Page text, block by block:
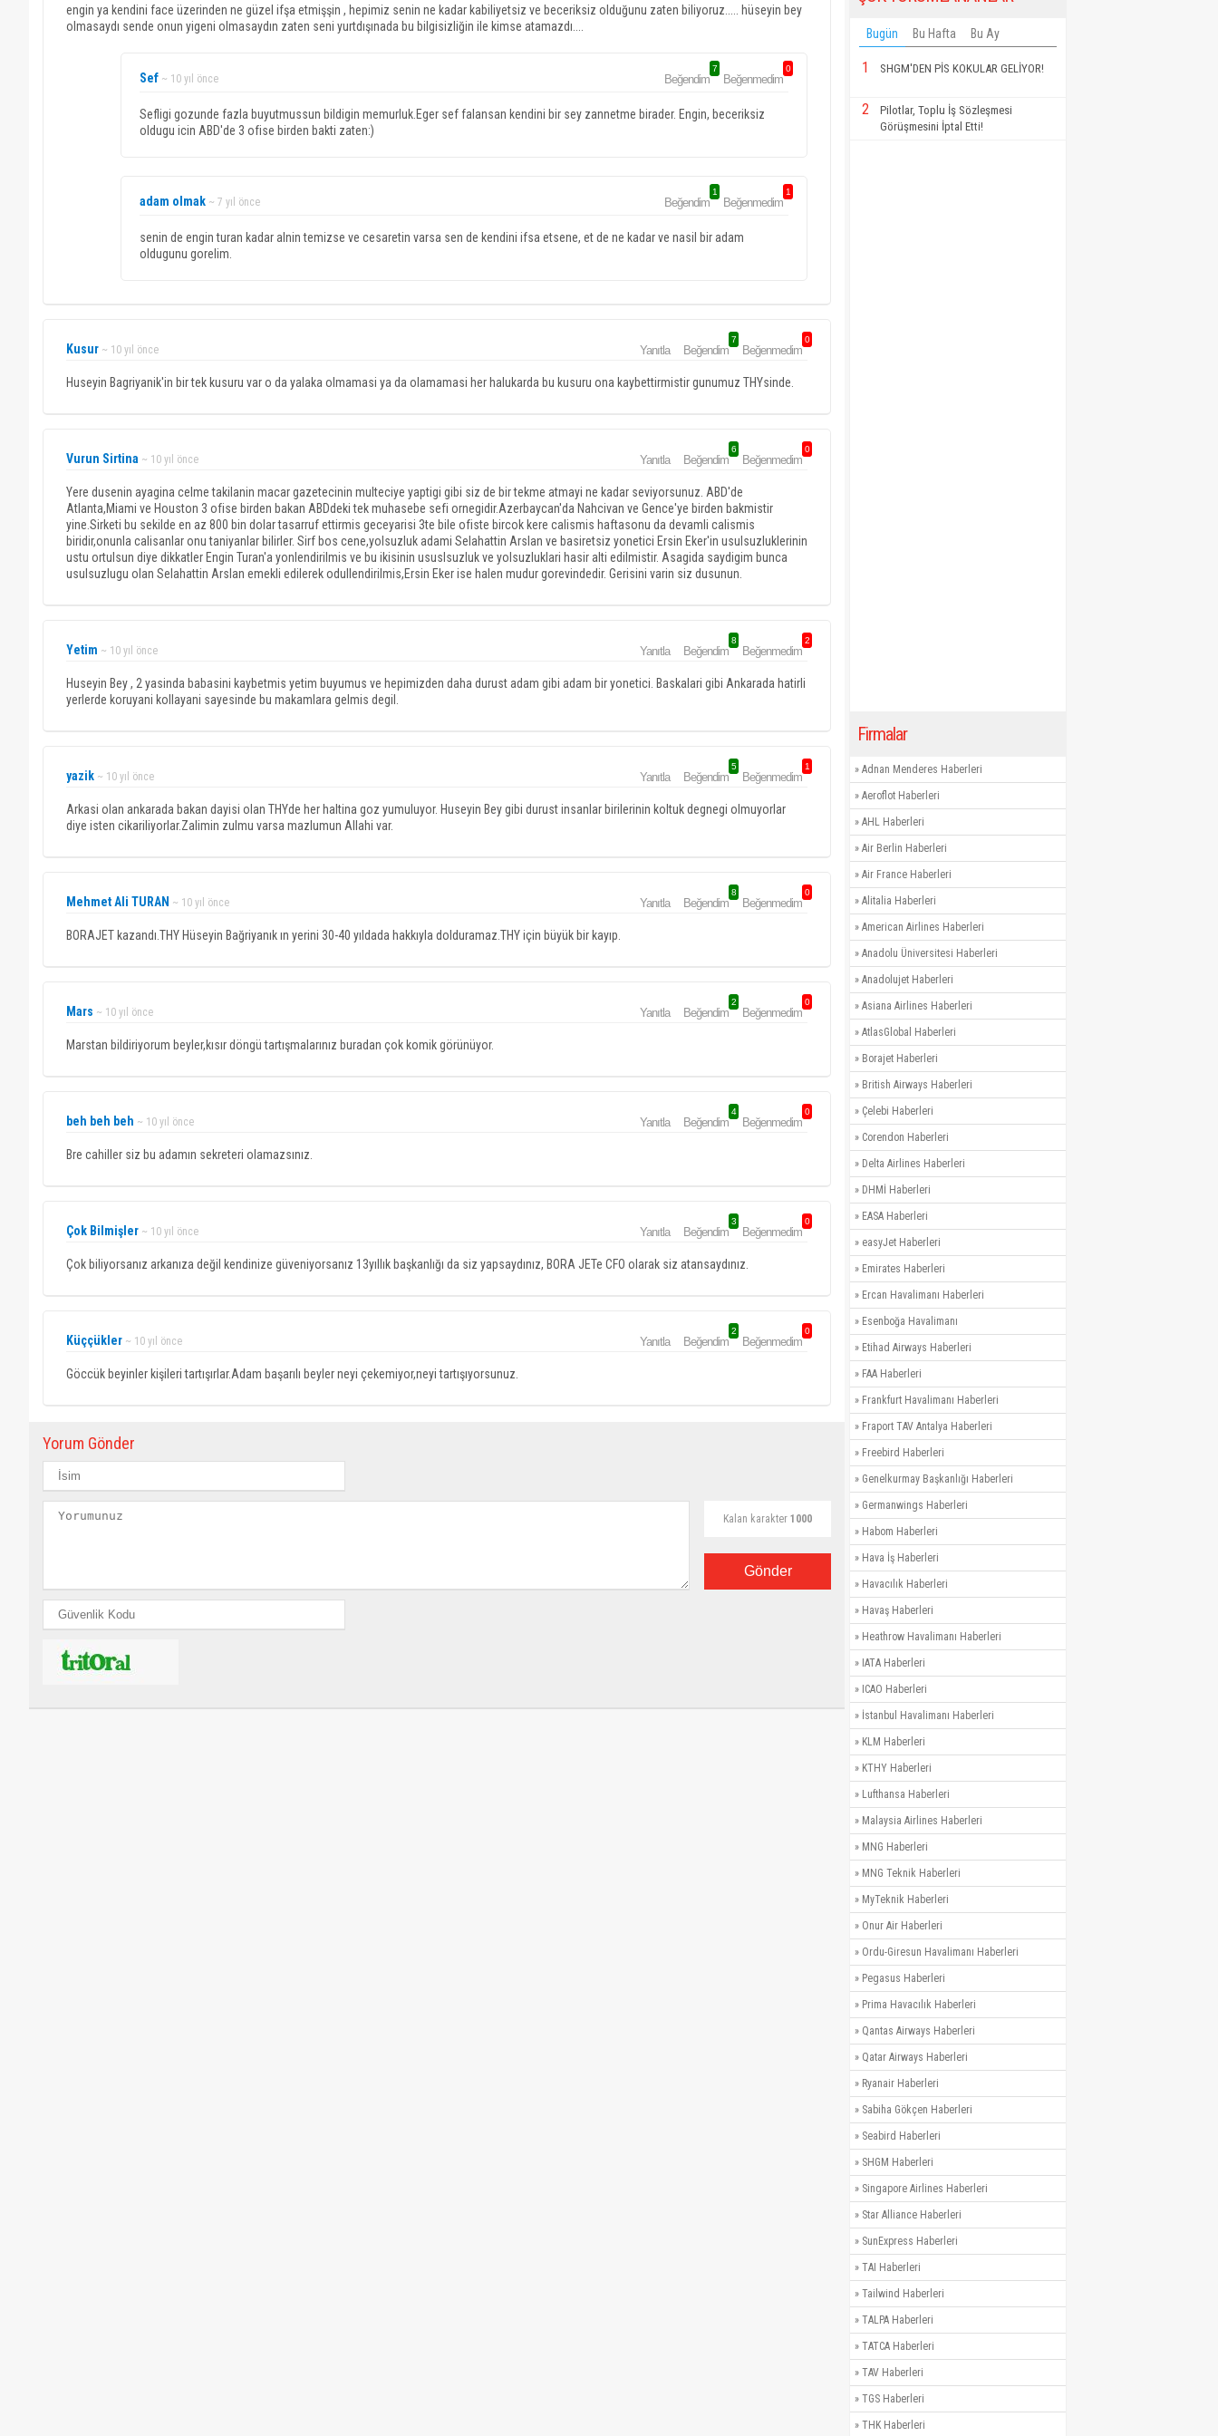
engin ya kendini face üzerinden ne güzel ifşa etmişşin , hepimiz senin ne kadar kabiliyetsiz ve beceriksiz olduğunu zaten biliyoruz..... hüseyin bey
olmasaydı sende onun yigeni olmasaydın zaten seni yurtdışınada bu bilgisizliğin ile kimse atamazdı....
Sef ~ 10 yıl önce Beğendim
7
Beğenmedim
0
Sefligi gozunde fazla buyutmussun bildigin memurluk.Eger sef falansan kendini bir sey zannetme birader. Engin, beceriksiz
oldugu icin ABD'de 3 ofise birden bakti zaten:)
adam olmak ~ 7 yıl önce Beğendim
1
Beğenmedim
1
senin de engin turan kadar alnin temizse ve cesaretin varsa sen de kendini ifsa etsene, et de ne kadar ve nasil bir adam
oldugunu gorelim.
Kusur ~ 10 yıl önce Yanıtla Beğendim
7
Beğenmedim
0
Huseyin Bagriyanik'in bir tek kusuru var o da yalaka olmamasi ya da olamamasi her halukarda bu kusuru ona kaybettirmistir gunumuz THYsinde.
Vurun Sirtina ~ 10 yıl önce Yanıtla Beğendim
6
Beğenmedim
0
Yere dusenin ayagina celme takilanin macar gazetecinin multeciye yaptigi gibi siz de bir tekme atmayi ne kadar seviyorsunuz. ABD'de
Atlanta,Miami ve Houston 3 ofise birden bakan ABDdeki tek muhasebe sefi ornegidir.Azerbaycan'da Nahcivan ve Gence'ye birden bakmistir
yine.Sirketi bu sekilde en az 800 bin dolar tasarruf ettirmis geceyarisi 3te bile ofiste bircok kere calismis haftasonu da devamli calismis
biridir,onunla calisanlar onu taniyanlar bilirler. Sirf bos cene,yolsuzluk adami Selahattin Arslan ve basiretsiz yonetici Ersin Eker'in usulsuzluklerinin
ustu ortulsun diye dikkatler Engin Turan'a yonlendirilmis ve bu ikisinin ususlsuzluk ve yolsuzluklari hasir alti edilmistir. Asagida saydigim bunca
usulsuzlugu olan Selahattin Arslan emekli edilerek odullendirilmis,Ersin Eker ise halen mudur gorevindedir. Gerisini varin siz dusunun.
Yetim ~ 10 yıl önce Yanıtla Beğendim
8
Beğenmedim
2
Huseyin Bey , 2 yasinda babasini kaybetmis yetim buyumus ve hepimizden daha durust adam gibi adam bir yonetici. Baskalari gibi Ankarada hatirli
yerlerde koruyani kollayani sayesinde bu makamlara gelmis degil.
yazik ~ 10 yıl önce Yanıtla Beğendim
5
Beğenmedim
1
Arkasi olan ankarada bakan dayisi olan THYde her haltina goz yumuluyor. Huseyin Bey gibi durust insanlar birilerinin koltuk degnegi olmuyorlar
diye isten cikariliyorlar.Zalimin zulmu varsa mazlumun Allahi var.
Mehmet Ali TURAN ~ 10 yıl önce Yanıtla Beğendim
8
Beğenmedim
0
BORAJET kazandı.THY Hüseyin Bağriyanık ın yerini 30-40 yıldada hakkıyla dolduramaz.THY için büyük bir kayıp.
Mars ~ 10 yıl önce Yanıtla Beğendim
2
Beğenmedim
0
Marstan bildiriyorum beyler,kısır döngü tartışmalarınız buradan çok komik görünüyor.
beh beh beh ~ 10 yıl önce Yanıtla Beğendim
4
Beğenmedim
0
Bre cahiller siz bu adamın sekreteri olamazsınız.
Çok Bilmişler ~ 10 yıl önce Yanıtla Beğendim
3
Beğenmedim
0
Çok biliyorsanız arkanıza değil kendinize güveniyorsanız 13yıllık başkanlığı da siz yapsaydınız, BORA JETe CFO olarak siz atansaydınız.
Küççükler ~ 10 yıl önce Yanıtla Beğendim
2
Beğenmedim
0
Göccük beyinler kişileri tartışırlar.Adam başarılı beyler neyi çekemiyor,neyi tartışıyorsunuz.
Yorum Gönder
Kalan karakter 1000
Gönder
Bugün Bu Hafta Bu Ay
1 SHGM'DEN PİS KOKULAR GELİYOR!
2
Pilotlar, Toplu İş Sözleşmesi
Görüşmesini İptal Etti!
Firmalar
» Adnan Menderes Haberleri
» Aeroflot Haberleri
» AHL Haberleri
» Air Berlin Haberleri
» Air France Haberleri
» Alitalia Haberleri
» American Airlines Haberleri
» Anadolu Üniversitesi Haberleri
» Anadolujet Haberleri
» Asiana Airlines Haberleri
» AtlasGlobal Haberleri
» Borajet Haberleri
» British Airways Haberleri
» Çelebi Haberleri
» Corendon Haberleri
» Delta Airlines Haberleri
» DHMİ Haberleri
» EASA Haberleri
» easyJet Haberleri
» Emirates Haberleri
» Ercan Havalimanı Haberleri
» Esenboğa Havalimanı
» Etihad Airways Haberleri
» FAA Haberleri
» Frankfurt Havalimanı Haberleri
» Fraport TAV Antalya Haberleri
» Freebird Haberleri
» Genelkurmay Başkanlığı Haberleri
» Germanwings Haberleri
» Habom Haberleri
» Hava İş Haberleri
» Havacılık Haberleri
» Havaş Haberleri
» Heathrow Havalimanı Haberleri
» IATA Haberleri
» ICAO Haberleri
» İstanbul Havalimanı Haberleri
» KLM Haberleri
» KTHY Haberleri
» Lufthansa Haberleri
» Malaysia Airlines Haberleri
» MNG Haberleri
» MNG Teknik Haberleri
» MyTeknik Haberleri
» Onur Air Haberleri
» Ordu-Giresun Havalimanı Haberleri
» Pegasus Haberleri
» Prima Havacılık Haberleri
» Qantas Airways Haberleri
» Qatar Airways Haberleri
» Ryanair Haberleri
» Sabiha Gökçen Haberleri
» Seabird Haberleri
» SHGM Haberleri
» Singapore Airlines Haberleri
» Star Alliance Haberleri
» SunExpress Haberleri
» TAI Haberleri
» Tailwind Haberleri
» TALPA Haberleri
» TATCA Haberleri
» TAV Haberleri
» TGS Haberleri
» THK Haberleri